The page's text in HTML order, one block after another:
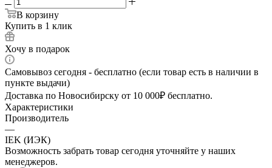
В корзину
Купить в 1 клик
Хочу в подарок
Самовывоз сегодня - бесплатно (если товар есть в наличии в
пункте выдачи)
Доставка по Новосибирску от 10 000₽ бесплатно.
Характеристики
Производитель
—
IEK (ИЭК)
Возможность забрать товар сегодня уточняйте у наших
менеджеров.